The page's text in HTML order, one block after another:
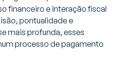
financeiro e interação fiscal
pontualidade e
mais profunda, esses
processo de pagamento